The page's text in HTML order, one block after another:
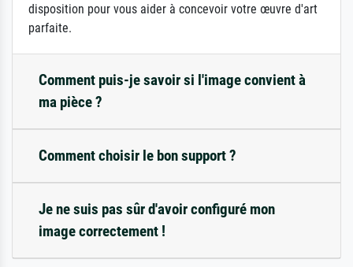
disposition pour vous aider à concevoir votre œuvre d'art
parfaite.
Comment puis-je savoir si l'image convient à
ma pièce ?
Comment choisir le bon support ?
Je ne suis pas sûr d'avoir configuré mon
image correctement !